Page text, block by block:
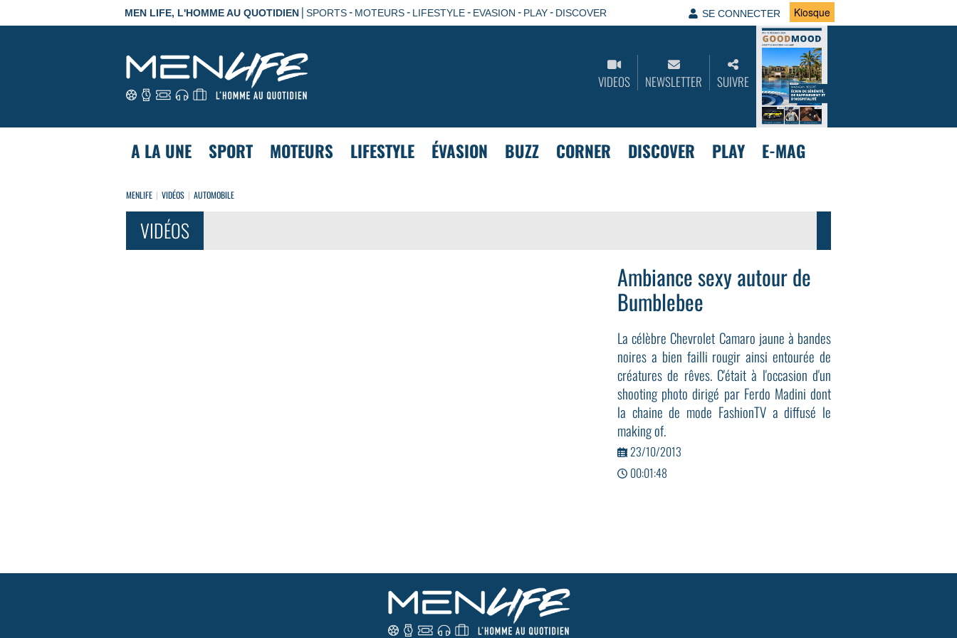
MEN LIFE, L'HOMME AU QUOTIDIEN | SPORTS- MOTEURS- LIFESTYLE- EVASION - PLAY- DISCOVER SE CONNECTER Kiosque
VIDEOS NEWSLETTER SUIVRE
A LA UNE SPORT MOTEURS LIFESTYLE ÉVASION BUZZ CORNER DISCOVER PLAY E-MAG
MENLIFE VIDÉOS AUTOMOBILE
VIDÉOS
Ambiance sexy autour de
Bumblebee
La célèbre Chevrolet Camaro jaune à bandes
noires a bien failli rougir ainsi entourée de
créatures de rêves. C'était à l'occasion d'un
shooting photo dirigé par Ferdo Madini dont
la chaine de mode FashionTV a diffusé le
making of.
23/10/2013
00:01:48